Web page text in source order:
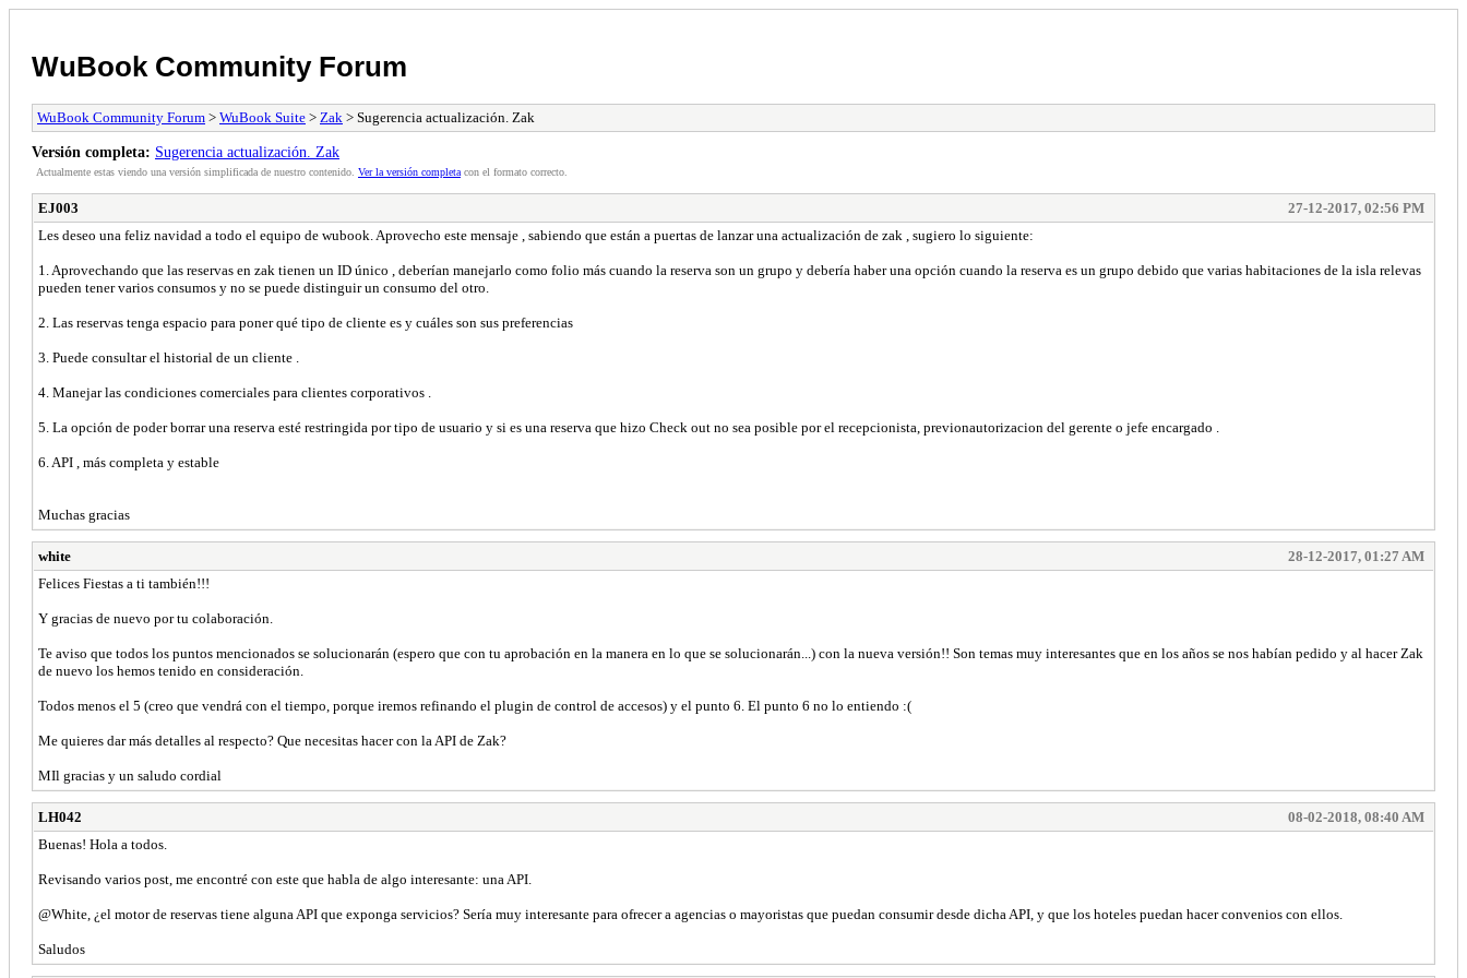
WuBook Community Forum
WuBook Community Forum > WuBook Suite > Zak > Sugerencia actualización. Zak
Versión completa: Sugerencia actualización. Zak
Actualmente estas viendo una versión simplificada de nuestro contenido. Ver la versión completa con el formato correcto.
EJ003
27-12-2017, 02:56 PM
Les deseo una feliz navidad a todo el equipo de wubook. Aprovecho este mensaje , sabiendo que están a puertas de lanzar una actualización de zak , sugiero lo siguiente:
1. Aprovechando que las reservas en zak tienen un ID único , deberían manejarlo como folio más cuando la reserva son un grupo y debería haber una opción cuando la reserva es un grupo debido que varias habitaciones de la isla relevas
pueden tener varios consumos y no se puede distinguir un consumo del otro.
2. Las reservas tenga espacio para poner qué tipo de cliente es y cuáles son sus preferencias
3. Puede consultar el historial de un cliente .
4. Manejar las condiciones comerciales para clientes corporativos .
5. La opción de poder borrar una reserva esté restringida por tipo de usuario y si es una reserva que hizo Check out no sea posible por el recepcionista, previonautorizacion del gerente o jefe encargado .
6. API , más completa y estable
Muchas gracias
white
28-12-2017, 01:27 AM
Felices Fiestas a ti también!!!
Y gracias de nuevo por tu colaboración.
Te aviso que todos los puntos mencionados se solucionarán (espero que con tu aprobación en la manera en lo que se solucionarán...) con la nueva versión!! Son temas muy interesantes que en los años se nos habían pedido y al hacer Zak
de nuevo los hemos tenido en consideración.
Todos menos el 5 (creo que vendrá con el tiempo, porque iremos refinando el plugin de control de accesos) y el punto 6. El punto 6 no lo entiendo :(
Me quieres dar más detalles al respecto? Que necesitas hacer con la API de Zak?
MIl gracias y un saludo cordial
LH042
08-02-2018, 08:40 AM
Buenas! Hola a todos.
Revisando varios post, me encontré con este que habla de algo interesante: una API.
@White, ¿el motor de reservas tiene alguna API que exponga servicios? Sería muy interesante para ofrecer a agencias o mayoristas que puedan consumir desde dicha API, y que los hoteles puedan hacer convenios con ellos.
Saludos